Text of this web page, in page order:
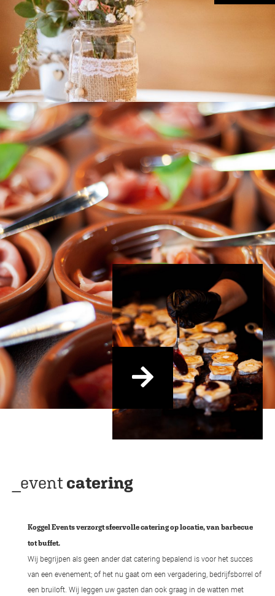
_event catering
Koggel Events verzorgt sfeervolle catering op locatie, van barbecue
tot buffet.
Wij begrijpen als geen ander dat catering bepalend is voor het succes
van een evenement; of het nu gaat om een vergadering, bedrijfsborrel of
een bruiloft. Wij leggen uw gasten dan ook graag in de watten met